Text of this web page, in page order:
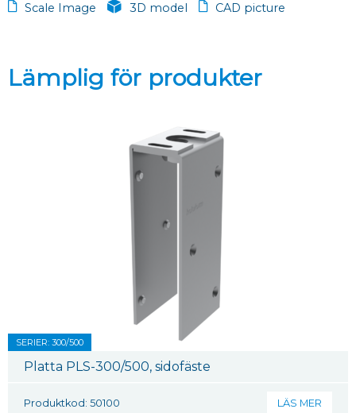
Scale Image 3D model CAD picture
Lämplig för produkter
SERIER: 300/500
Platta PLS-300/500, sidofäste
Produktkod: 50100 LÄS MER